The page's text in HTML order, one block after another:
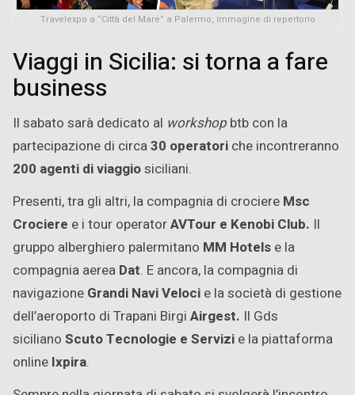
Travelexpo a “Città del Mare” a Palermo, immagine di repertorio
Viaggi in Sicilia: si torna a fare
business
Il sabato sarà dedicato al workshop btb con la
partecipazione di circa30 operatori che incontreranno
200 agenti di viaggiosiciliani.
Presenti, tra gli altri, la compagnia di crociere Msc
Crociere e i tour operatorAVTour e Kenobi Club. Il
gruppo alberghiero palermitano MM Hotels e la
compagnia aerea Dat. E ancora, la compagnia di
navigazione Grandi Navi Veloci e la società di gestione
dell’aeroporto di Trapani Birgi Airgest. Il Gds
siciliano Scuto Tecnologie e Servizi e la piattaforma
online Ixpira.